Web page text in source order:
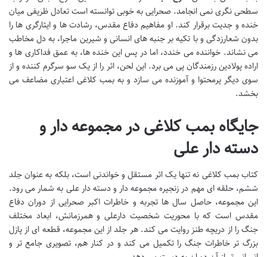
سطحی نگری نمی انجامد. صحرایی به خوبی توانسته است تعادل ظریفی میان
خنده و جدیت برقرار کند. او مفاهیم دفاع مقدس، رشادت ها و ایثارگری ها را
بدون شعارزدگی و با تکیه بر جنبه های انسانی و شیرین ماجرا، به دل مخاطب
می نشاند. خواننده می خندد، اما در پس این خنده ها، به عمق فداکاری ها و
اراده پولادین رزمندگان پی می برد. این لحن، اثر را از یک سو سرگرم کننده و از
سوی دیگر پرمحتوا و آموزنده می سازد و به بمب کلاغی اعتباری مضاعف می
بخشد.
جایگاه بمب کلاغی در مجموعه دار و
دسته دار علی
کتاب بمب کلاغی نه تنها یک اثر مستقل و خواندنی است، بلکه به عنوان جلد
ششم، حلقه ای مهم در زنجیره مجموعه دار و دسته دار علی به شمار می رود.
این مجموعه، حاصل سال ها تجربه و خاطرات اکبر صحرایی از دوران دفاع
مقدس است که با محوریت شخصیت دارعلی و همرزمانش، ابعاد مختلف
جنگ را از دریچه طنز روایت می کند. هر جلد از این مجموعه، قطعه ای از پازل
بزرگ تر خاطرات جنگ را تکمیل می کند و در کنار هم، تصویری جامع تر و